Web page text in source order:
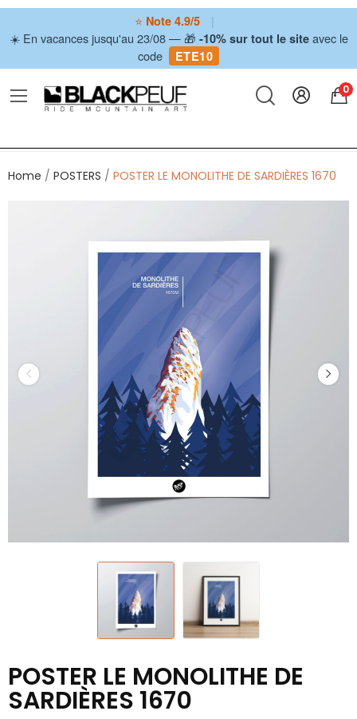
⭐ Note 4.9/5
|
☀️ En vacances jusqu'au 23/08 — 🎁 -10% sur tout le siteavec le
code
ETE10
0
Home POSTERS POSTER LE MONOLITHE DE SARDIÈRES 1670
POSTER LE MONOLITHE DE
SARDIÈRES 1670